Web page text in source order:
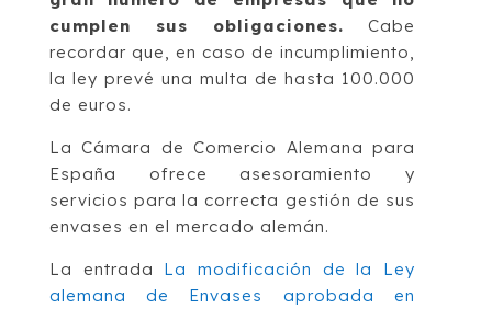
cumplen sus obligaciones. Cabe
recordar que, en caso de incumplimiento,
la ley prevé una multa de hasta 100.000
de euros.
La Cámara de Comercio Alemana para
España ofrece asesoramiento y
servicios para la correcta gestión de sus
envases en el mercado alemán.
La entrada La modificación de la Ley
alemana de Envases aprobada en